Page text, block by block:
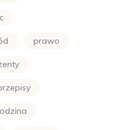
prawo